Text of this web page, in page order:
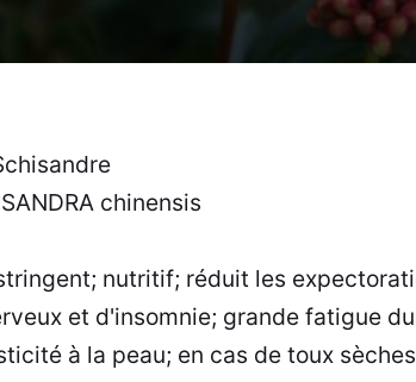
chinensis
nutritif; réduit les
et d'insomnie; grande fatigue
à la peau; en cas de toux